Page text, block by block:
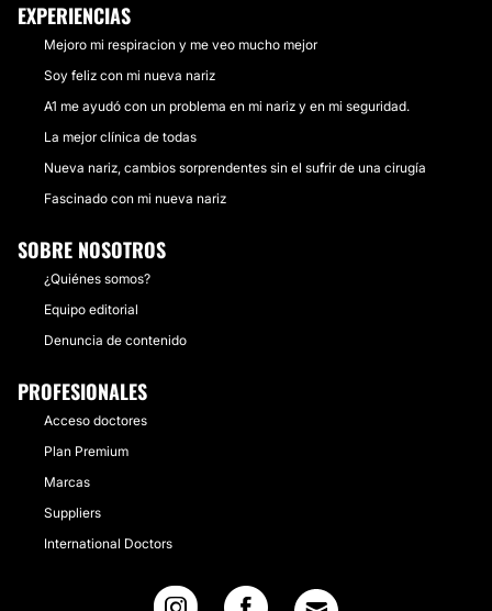
EXPERIENCIAS
Mejoro mi respiracion y me veo mucho mejor
Soy feliz con mi nueva nariz
A1 me ayudó con un problema en mi nariz y en mi seguridad.
La mejor clínica de todas
Nueva nariz, cambios sorprendentes sin el sufrir de una cirugía
Fascinado con mi nueva nariz
SOBRE NOSOTROS
¿Quiénes somos?
Equipo editorial
Denuncia de contenido
PROFESIONALES
Acceso doctores
Plan Premium
Marcas
Suppliers
International Doctors